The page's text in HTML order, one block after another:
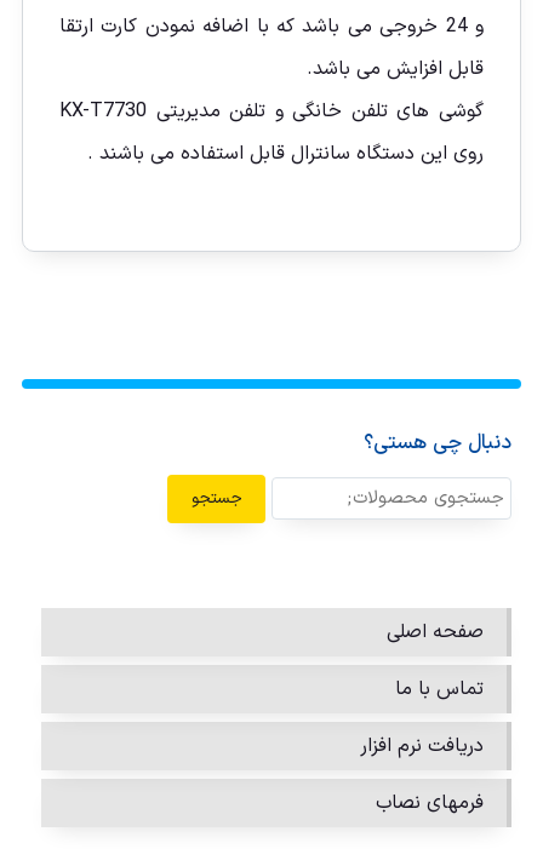
و 24 خروجی می باشد که با اضافه نمودن کارت ارتقا
قابل افزایش می باشد.
گوشی های تلفن خانگی و تلفن مدیریتی KX-T7730
روی این دستگاه سانترال قابل استفاده می باشند .
دنبال چی هستی؟
جستجو
صفحه اصلی
تماس با ما
دریافت نرم افزار
فرمهای نصاب